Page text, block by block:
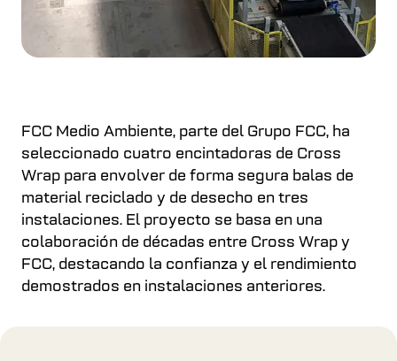
FCC Medio Ambiente, parte del Grupo FCC, ha
seleccionado cuatro encintadoras de Cross
Wrap para envolver de forma segura balas de
material reciclado y de desecho en tres
instalaciones. El proyecto se basa en una
colaboración de décadas entre Cross Wrap y
FCC, destacando la confianza y el rendimiento
demostrados en instalaciones anteriores.